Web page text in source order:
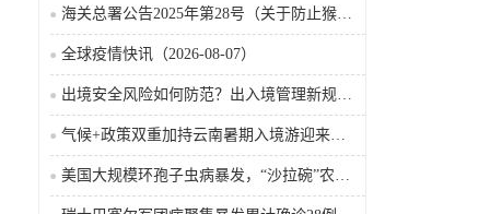
海关总署公告2025年第28号（关于防止猴痘疫情传入我国的公告）
全球疫情快讯（2026-08-07）
出境安全风险如何防范？出入境管理新规9月15日起施行
气候+政策双重加持云南暑期入境游迎来热潮
美国大规模环孢子虫病暴发，“沙拉碗”农业生产陷入低迷